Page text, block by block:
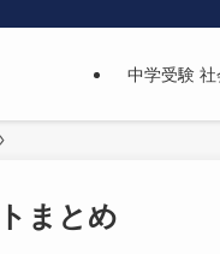
中学受験
まとめ